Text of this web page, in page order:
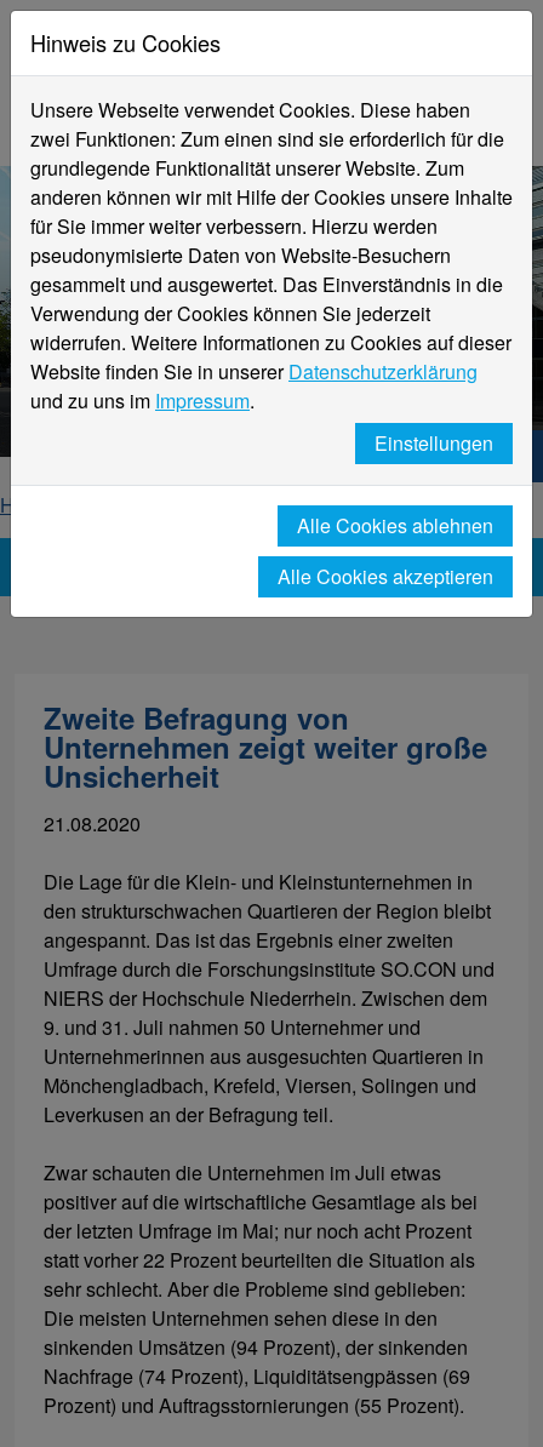
Aktuelle Meldungen
Hochschule Niederrhein
Hochschule Niederrhein. Dein Weg.
Home
News-Detailseite
Zweite Befragung von
Unternehmen zeigt weiter große
Unsicherheit
21.08.2020
Die Lage für die Klein- und Kleinstunternehmen in
den strukturschwachen Quartieren der Region bleibt
angespannt. Das ist das Ergebnis einer zweiten
Umfrage durch die Forschungsinstitute SO.CON und
NIERS der Hochschule Niederrhein. Zwischen dem
9. und 31. Juli nahmen 50 Unternehmer und
Unternehmerinnen aus ausgesuchten Quartieren in
Mönchengladbach, Krefeld, Viersen, Solingen und
Leverkusen an der Befragung teil.
Zwar schauten die Unternehmen im Juli etwas
positiver auf die wirtschaftliche Gesamtlage als bei
der letzten Umfrage im Mai; nur noch acht Prozent
statt vorher 22 Prozent beurteilten die Situation als
sehr schlecht. Aber die Probleme sind geblieben:
Die meisten Unternehmen sehen diese in den
sinkenden Umsätzen (94 Prozent), der sinkenden
Nachfrage (74 Prozent), Liquiditätsengpässen (69
Prozent) und Auftragsstornierungen (55 Prozent).
Hinweis zu Cookies
Unsere Webseite verwendet Cookies. Diese haben
zwei Funktionen: Zum einen sind sie erforderlich für die
grundlegende Funktionalität unserer Website. Zum
anderen können wir mit Hilfe der Cookies unsere Inhalte
für Sie immer weiter verbessern. Hierzu werden
pseudonymisierte Daten von Website-Besuchern
gesammelt und ausgewertet. Das Einverständnis in die
Verwendung der Cookies können Sie jederzeit
widerrufen. Weitere Informationen zu Cookies auf dieser
Website finden Sie in unsererDatenschutzerklärung
und zu uns im Impressum.
Einstellungen
Alle Cookies ablehnen
Alle Cookies akzeptieren